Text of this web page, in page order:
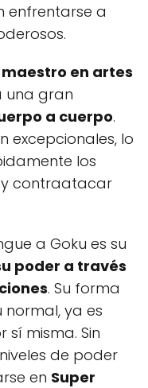
enfrentarse a
maestro en artes
una gran
a cuerpo.
excepcionales, lo
los
contraatacar
a Goku es su
poder a través
. Su forma
ya es
misma. Sin
de poder
en Super